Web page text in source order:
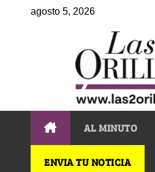
agosto 5, 2026
AL MINUTO
ENVIA TU NOTICIA